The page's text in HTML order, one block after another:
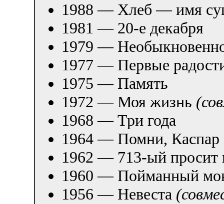
1988 — Хлеб — имя
1981 — 20-е декабря
1979 —
1977 — Первые
1975 — Память
1972 — Моя жизнь
1968 — Три года
1964 — Помни, Каспар
1962 — 713-ый просит
1960 — Пойманный
1956 — Невеста